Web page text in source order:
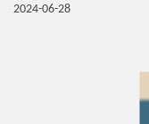
2024-06-28